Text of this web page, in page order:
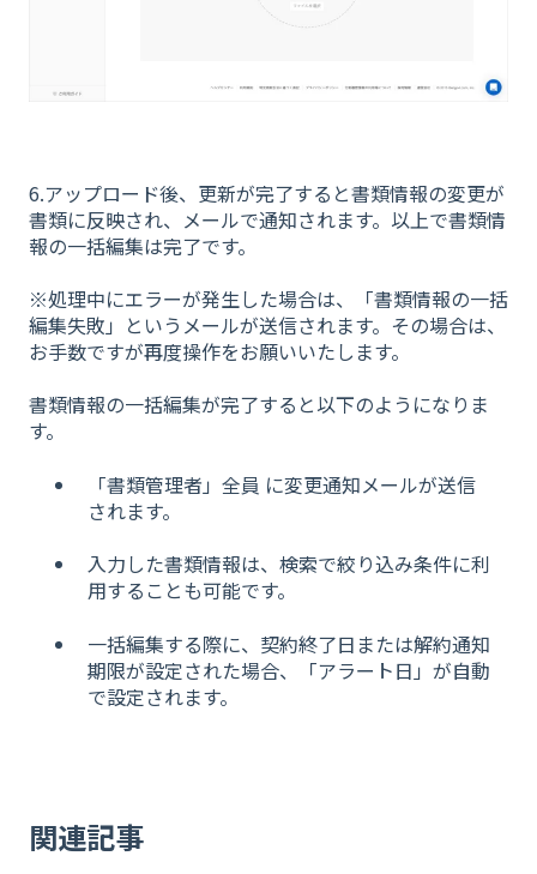
6.アップロード後、更新が完了すると書類情報の変更が
書類に反映され、メールで通知されます。以上で書類情
報の一括編集は完了です。
※処理中にエラーが発生した場合は、「書類情報の一括
編集失敗」というメールが送信されます。その場合は、
お手数ですが再度操作をお願いいたします。
書類情報の一括編集が完了すると以下のようになりま
す。
「書類管理者」全員 に変更通知メールが送信
されます。
入力した書類情報は、検索で絞り込み条件に利
用することも可能です。
一括編集する際に、契約終了日または解約通知
期限が設定された場合、「アラート日」が自動
で設定されます。
関連記事